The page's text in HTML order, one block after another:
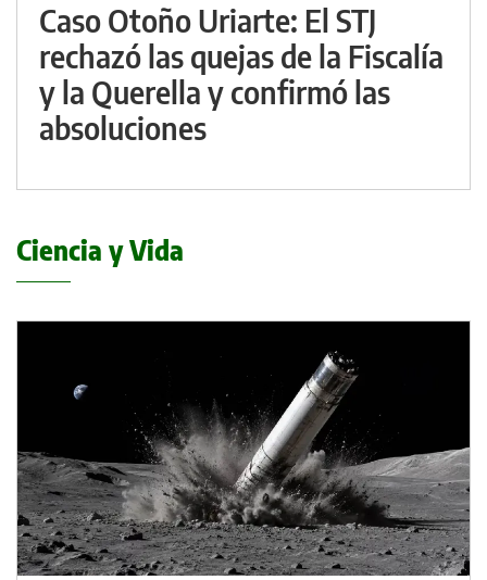
Caso Otoño Uriarte: El STJ
rechazó las quejas de la Fiscalía
y la Querella y confirmó las
absoluciones
Ciencia y Vida